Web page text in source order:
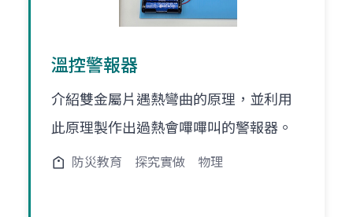
溫控警報器
介紹雙金屬片遇熱彎曲的原理，並利用
此原理製作出過熱會嗶嗶叫的警報器。
防災教育 探究實做 物理